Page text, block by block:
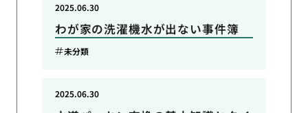
わが家の洗濯機水が出ない事件簿
2025.06.30
未分類
2025.06.30